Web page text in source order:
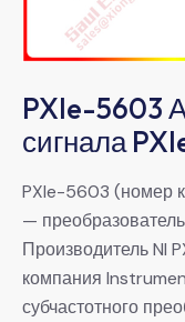
PXIe-5603
сигнала
PXIe-5603 (номер
—
Производитель NI
компания
субчастотного